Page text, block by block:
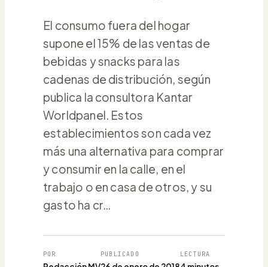
El consumo fuera del hogar
supone el 15% de las ventas de
bebidas y snacks para las
cadenas de distribución, según
publica la consultora Kantar
Worldpanel. Estos
establecimientos son cada vez
más una alternativa para comprar
y consumir en la calle, en el
trabajo o en casa de otros, y su
gasto ha cr…
POR PUBLICADO LECTURA